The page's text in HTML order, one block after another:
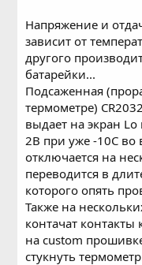
Напряжение и
зависит от
другого
батарейки...
Подсаженная
термометре)
выдает на экран
2В при уже -10С во
отключается на
переводится в
которого опять
Также на
контачат контакты
на custom
стукнуть